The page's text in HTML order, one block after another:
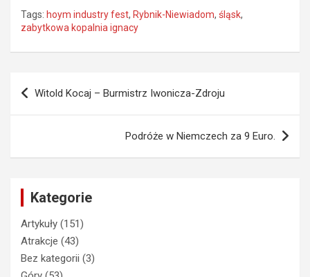
Tags: hoym industry fest, Rybnik-Niewiadom, śląsk,
zabytkowa kopalnia ignacy
Nawigacja
wpisu
Witold Kocaj – Burmistrz Iwonicza-Zdroju
Podróże w Niemczech za 9 Euro.
Kategorie
Artykuły (151)
Atrakcje (43)
Bez kategorii (3)